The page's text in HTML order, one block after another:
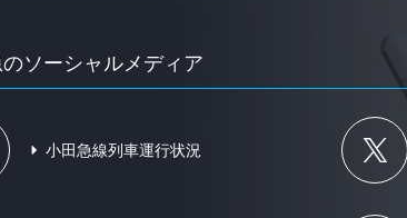
ソーシャルメディア
小田急線列車運行状況